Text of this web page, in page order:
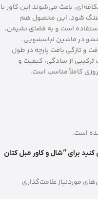
باعث می‌شوند این کاور با
شود. این محصول هم
است و به فضای نشیمن،
در ماشین لباسشویی،
و تازگی بافت پارچه در طول
از سادگی، کیفیت و
کاملاً مناسب است.
است.
برای “شال و کاور مبل کتان
موردنیاز علامت‌گذاری